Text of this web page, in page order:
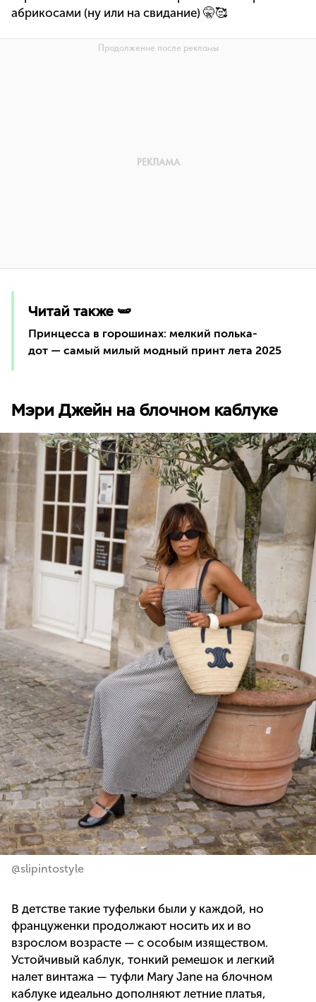
абрикосами (ну или на свидание) 🤫🥰
Читай также 🫛
Принцесса в горошинах: мелкий полька-
дот — самый милый модный принт лета 2025
Мэри Джейн на блочном каблуке
@slipintostyle
В детстве такие туфельки были у каждой, но
француженки продолжают носить их и во
взрослом возрасте — с особым изяществом.
Устойчивый каблук, тонкий ремешок и легкий
налет винтажа — туфли Mary Jane на блочном
каблуке идеально дополняют летние платья,